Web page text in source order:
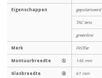
Eigenschappen gepolariseerd
TAC lens
greenline
Merk FitOfar
Montuurbreedte Ⓐ 146 mm
Glasbreedte Ⓑ 61 mm